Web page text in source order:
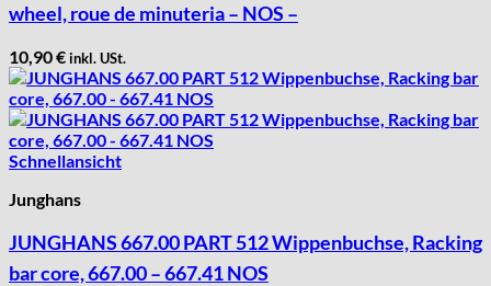
wheel, roue de minuteria – NOS –
10,90€inkl. USt.
Schnellansicht
Junghans
JUNGHANS 667.00 PART 512 Wippenbuchse, Racking
bar core, 667.00 – 667.41 NOS